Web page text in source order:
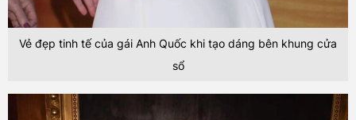
Vẻ đẹp tinh tế của gái Anh Quốc khi tạo dáng bên khung cửa
sổ